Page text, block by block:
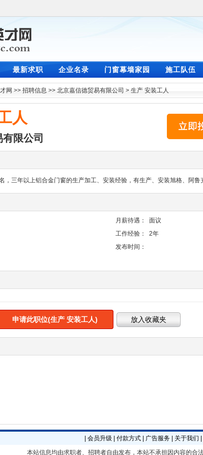
最新求职 企业名录 门窗幕墙家园 施工队伍
网 >> 招聘信息 >> 北京嘉信德贸易有限公司 > 生产 安装工人
人
限公司
，三年以上铝合金门窗的生产加工、安装经验，有生产、安装旭格、阿鲁
月薪待遇：
面议
工作经验：
2年
发布时间：
申请此职位(生产 安装工人)
会员升级 付款方式| 广告服务| 关于我们
本站信息均由求职者、招聘者自由发布，本站不承担因内容的合